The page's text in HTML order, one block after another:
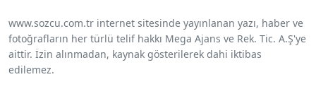
www.sozcu.com.tr internet sitesinde yayınlanan yazı, haber ve
fotoğrafların her türlü telif hakkı Mega Ajans ve Rek. Tic. A.Ş'ye
aittir. İzin alınmadan, kaynak gösterilerek dahi iktibas
edilemez.